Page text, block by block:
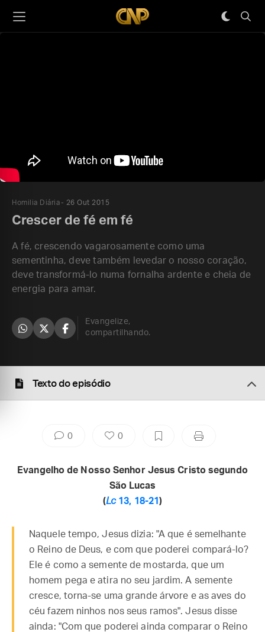
Homilia Diária 26 Out 2015
Crescer de fé em fé
A fé, crescendo vagarosamente como uma
sementinha, deve também levedar o nosso coração,
deve transformá-lo numa fornalha ardente e cheia de
energia para amar.
Evangelize,
compartilhando.
Texto do episódio
0 0
Evangelho de Nosso Senhor Jesus Cristo segundo
São Lucas
(Lc13, 18-21)
Naquele tempo, Jesus dizia: "A que é semelhante
o Reino de Deus, e com que poderei compará-lo?
Ele é como a semente de mostarda, que um
homem pega e atira no seu jardim. A semente
cresce, torna-se uma grande árvore e as aves do
céu fazem ninhos nos seus ramos". Jesus disse
ainda: "Com que poderei ainda comparar o Reino